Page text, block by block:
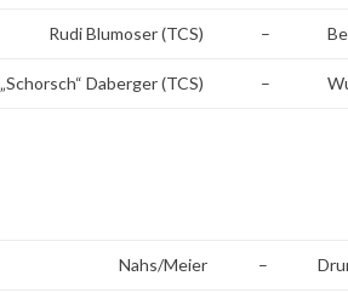
Rudi Blumoser (TCS) –
„Schorsch“ Daberger (TCS) –
Nahs/Meier –